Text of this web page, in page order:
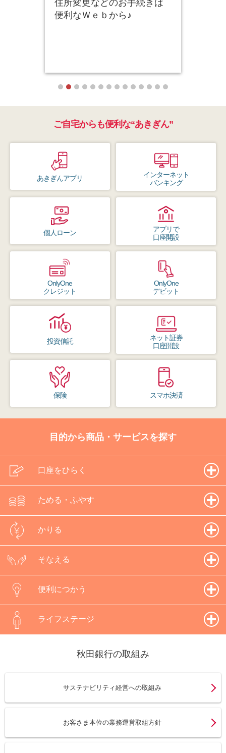
住所変更などのお手続きは
便利なＷｅｂから♪
ご自宅からも便利な“あきぎん”
あきぎんアプリ
インターネット
バンキング
個人ローン
アプリで
口座開設
OnlyOne
クレジット
OnlyOne
デビット
投資信託
ネット証券
口座開設
保険 スマホ決済
目的から商品・サービスを探す
口座をひらく
ためる・ふやす
かりる
そなえる
便利につかう
ライフステージ
秋田銀行の取組み
サステナビリティ経営への取組み
お客さま本位の業務運営取組方針